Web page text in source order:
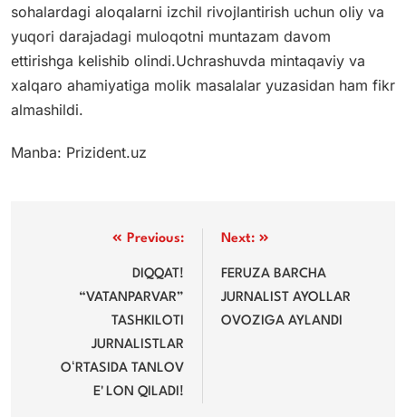
sohalardagi aloqalarni izchil rivojlantirish uchun oliy va
yuqori darajadagi muloqotni muntazam davom
ettirishga kelishib olindi.Uchrashuvda mintaqaviy va
xalqaro ahamiyatiga molik masalalar yuzasidan ham fikr
almashildi.
Manba: Prizident.uz
Previous:
DIQQAT!
“VATANPARVAR”
TASHKILOTI
JURNALISTLAR
OʻRTASIDA TANLOV
EʼLON QILADI!
Next:
FERUZA BARCHA
JURNALIST AYOLLAR
OVOZIGA AYLANDI